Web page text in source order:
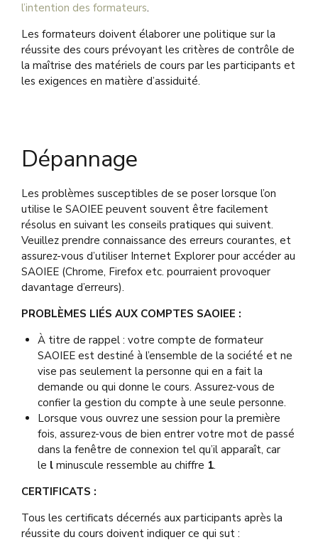
Guide de la
Formation Continue
Approuvée par le
types de formation
qui peuvent être
considérés pour
l’approbation du
l’intention des formateurs.
Les formateurs doivent élaborer une politique sur la
réussite des cours prévoyant les critères de contrôle de
la maîtrise des matériels de cours par les participants et
les exigences en matière d’assiduité.
Dépannage
Les problèmes susceptibles de se poser lorsque l’on
utilise le SAOIEE peuvent souvent être facilement
résolus en suivant les conseils pratiques qui suivent.
Veuillez prendre connaissance des erreurs courantes, et
assurez-vous d’utiliser Internet Explorer pour accéder au
SAOIEE (Chrome, Firefox etc. pourraient provoquer
davantage d’erreurs).
PROBLÈMES LIÉS AUX COMPTES SAOIEE :
À titre de rappel : votre compte de formateur
SAOIEE est destiné à l’ensemble de la société et ne
vise pas seulement la personne qui en a fait la
demande ou qui donne le cours. Assurez-vous de
confier la gestion du compte à une seule personne.
Lorsque vous ouvrez une session pour la première
fois, assurez-vous de bien entrer votre mot de passé
dans la fenêtre de connexion tel qu’il apparaît, car
le lminuscule ressemble au chiffre 1.
CERTIFICATS :
Tous les certificats décernés aux participants après la
réussite du cours doivent indiquer ce qui sut :